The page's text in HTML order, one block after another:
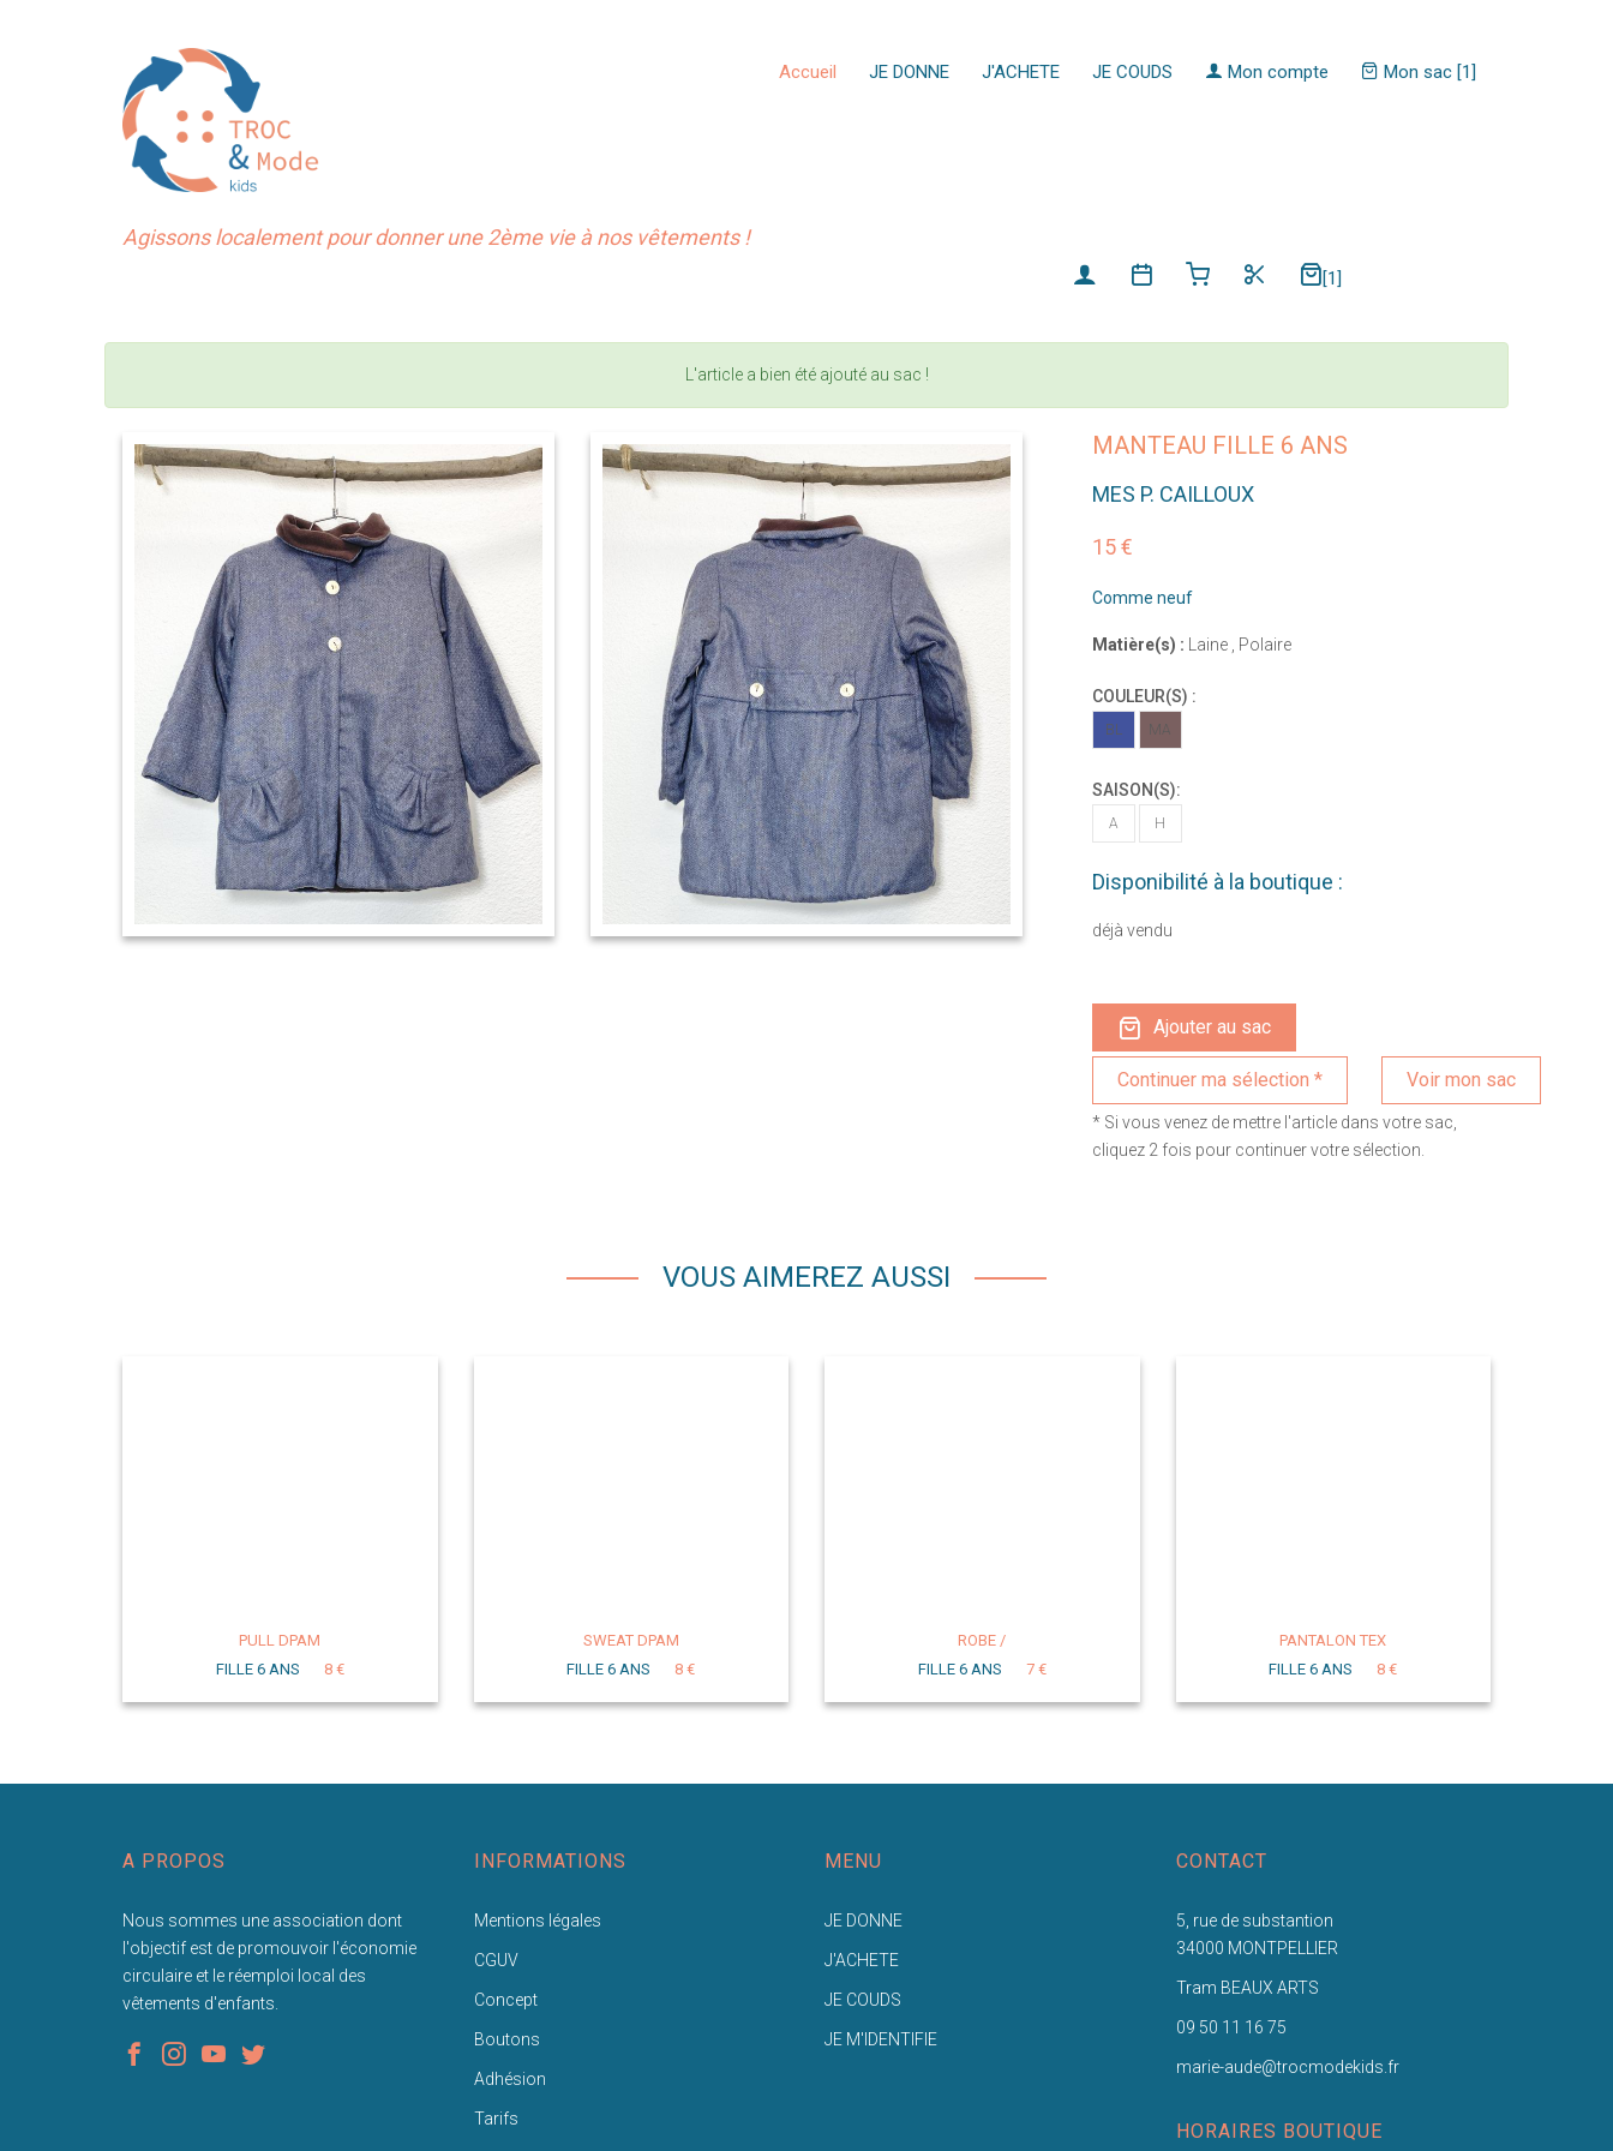
Accueil JE DONNE J'ACHETE JE COUDS Mon compte Mon sac [1]
Agissons localement pour donner une 2ème vie à nos vêtements !
[1]
L'article a bien été ajouté au sac !
MANTEAU FILLE 6 ANS
MES P. CAILLOUX
15 €
Comme neuf
Matière(s) : Laine , Polaire
COULEUR(S) :
BL MA
SAISON(S):
A H
Disponibilité à la boutique :
déjà vendu
Ajouter au sac
Voir mon sac
* Si vous venez de mettre l'article dans votre sac,
cliquez 2 fois pour continuer votre sélection.
VOUS AIMEREZ AUSSI
PULL DPAM
FILLE 6 ANS
8 €
SWEAT DPAM
FILLE 6 ANS
8 €
ROBE /
FILLE 6 ANS
7 €
PANTALON TEX
FILLE 6 ANS
8 €
A PROPOS
Nous sommes une association dont
l'objectif est de promouvoir l'économie
circulaire et le réemploi local des
vêtements d'enfants.
INFORMATIONS
Mentions légales
CGUV
Concept
Boutons
Adhésion
Tarifs
MENU
JE DONNE
J'ACHETE
JE COUDS
JE M'IDENTIFIE
CONTACT
5, rue de substantion
34000 MONTPELLIER
Tram BEAUX ARTS
09 50 11 16 75
marie-aude@trocmodekids.fr
HORAIRES BOUTIQUE